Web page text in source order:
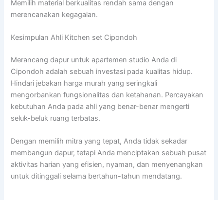
Memilih material berkualitas rendah sama dengan
merencanakan kegagalan.
Kesimpulan Ahli Kitchen set Cipondoh
Merancang dapur untuk apartemen studio Anda di
Cipondoh adalah sebuah investasi pada kualitas hidup.
Hindari jebakan harga murah yang seringkali
mengorbankan fungsionalitas dan ketahanan. Percayakan
kebutuhan Anda pada ahli yang benar-benar mengerti
seluk-beluk ruang terbatas.
Dengan memilih mitra yang tepat, Anda tidak sekadar
membangun dapur, tetapi Anda menciptakan sebuah pusat
aktivitas harian yang efisien, nyaman, dan menyenangkan
untuk ditinggali selama bertahun-tahun mendatang.